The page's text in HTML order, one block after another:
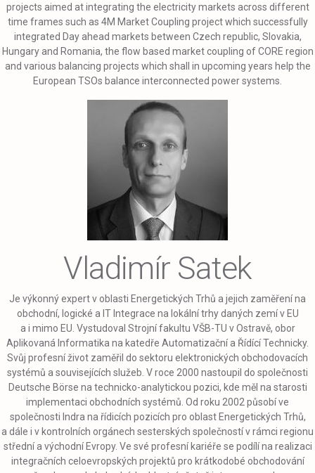
projects aimed at integrating the electricity markets across different
time frames such as 4M Market Coupling project which successfully
integrated Day ahead markets between Czech republic, Slovakia,
Hungary and Romania, the flow based market coupling of CORE region
and various balancing projects which shall in upcoming years help the
European TSOs balance interconnected power systems.
Vladimír Satek
Je výkonný expert v oblasti Energetických Trhů a jejich zaměření na
obchodní, logické a IT Integrace na lokální trhy daných zemí v EU
a i mimo EU. Vystudoval Strojní fakultu VŠB-TU v Ostravě, obor
Aplikovaná Informatika na katedře Automatizační a Řídící Technicky.
Svůj profesní život zaměřil do sektoru elektronických obchodovacích
systémů a souvisejících služeb. V roce 2000 nastoupil do společnosti
Deutsche Börse na technicko-analytickou pozici, kde měl na starosti
implementaci obchodních systémů. Od roku 2002 působí ve
společnosti Indra na řídicích pozicích pro oblast Energetických Trhů,
a dále i v kontrolních orgánech sesterských společností v rámci regionu
střední a východní Evropy. Ve své profesní kariéře se podílí na realizaci
integračních celoevropských projektů pro krátkodobé obchodování